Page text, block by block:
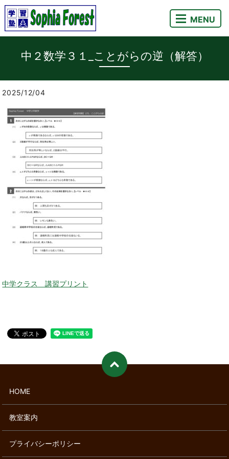
MENU
中２数学３１_ことがらの逆（解答）
2025/12/04
中学クラス 講習プリント
HOME
教室案内
プライバシーポリシー